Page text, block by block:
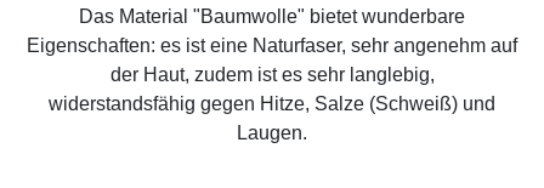
Das Material "Baumwolle" bietet wunderbare
Eigenschaften: es ist eine Naturfaser, sehr angenehm auf
der Haut, zudem ist es sehr langlebig,
widerstandsfähig gegen Hitze, Salze (Schweiß) und
Laugen.